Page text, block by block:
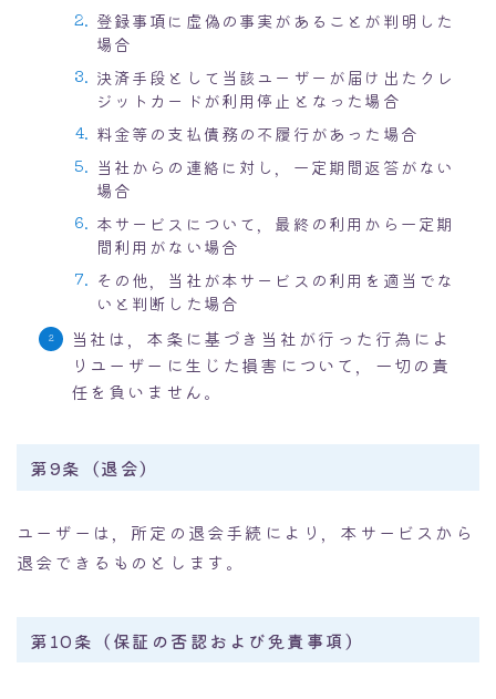
登録事項に虚偽の事実があることが判明した
場合
決済手段として当該ユーザーが届け出たクレ
ジットカードが利用停止となった場合
料金等の支払債務の不履行があった場合
当社からの連絡に対し，一定期間返答がない
場合
本サービスについて，最終の利用から一定期
間利用がない場合
その他，当社が本サービスの利用を適当でな
いと判断した場合
当社は，本条に基づき当社が行った行為によ
りユーザーに生じた損害について，一切の責
任を負いません。
第9条（退会）
ユーザーは，所定の退会手続により，本サービスから
退会できるものとします。
第10条（保証の否認および免責事項）